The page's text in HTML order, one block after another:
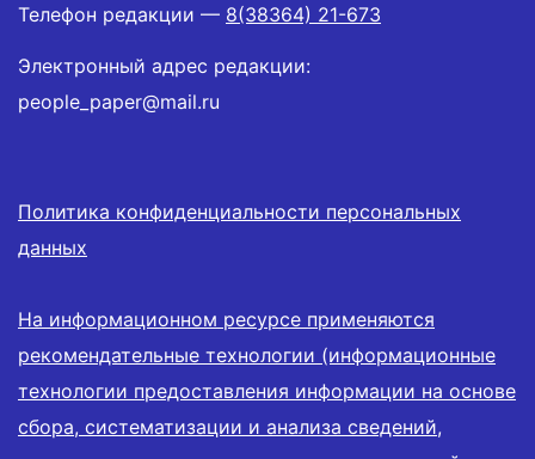
Телефон редакции — 8(38364) 21-673
Электронный адрес редакции:
people_paper@mail.ru
Политика конфиденциальности персональных
данных
На информационном ресурсе применяются
рекомендательные технологии (информационные
технологии предоставления информации на основе
сбора, систематизации и анализа сведений,